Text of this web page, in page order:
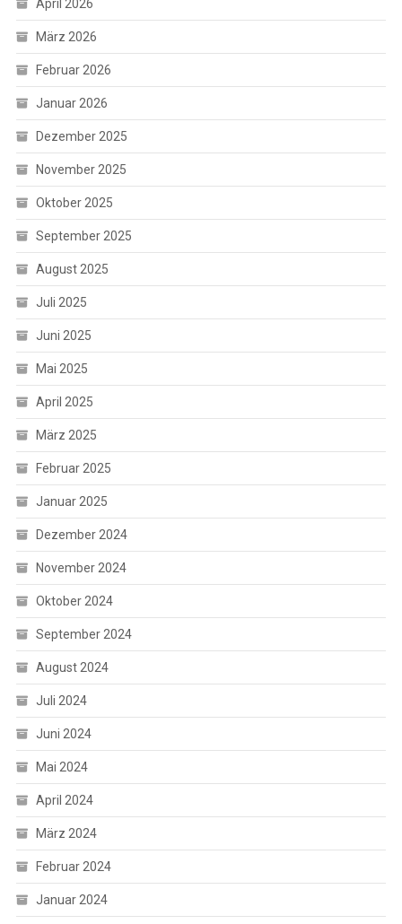
April 2026
März 2026
Februar 2026
Januar 2026
Dezember 2025
November 2025
Oktober 2025
September 2025
August 2025
Juli 2025
Juni 2025
Mai 2025
April 2025
März 2025
Februar 2025
Januar 2025
Dezember 2024
November 2024
Oktober 2024
September 2024
August 2024
Juli 2024
Juni 2024
Mai 2024
April 2024
März 2024
Februar 2024
Januar 2024